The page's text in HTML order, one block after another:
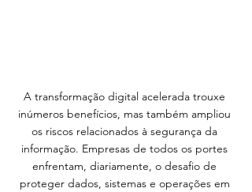
A transformação digital acelerada trouxe
inúmeros benefícios, mas também ampliou
os riscos relacionados à segurança da
informação. Empresas de todos os portes
enfrentam, diariamente, o desafio de
proteger dados, sistemas e operações em